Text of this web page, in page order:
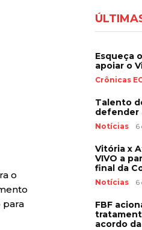
o
para
Esqueça
apoiar o
Crônicas
Talento
defender
Notícias 6
Vitória x
VIVO a
final da
Notícias 6
FBF
acordo da